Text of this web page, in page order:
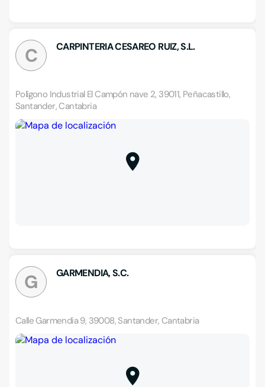
C CARPINTERIA CESAREO RUIZ, S.L.
Polígono Industrial El Campón nave 2, 39011, Peñacastillo,
Santander, Cantabria
G GARMENDIA, S.C.
Calle Garmendia 9, 39008, Santander, Cantabria